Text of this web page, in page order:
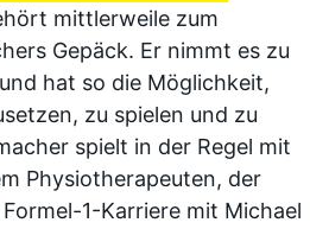
mittlerweile zum
Gepäck. Er nimmt es zu
hat so die Möglichkeit,
zu spielen und zu
spielt in der Regel mit
Physiotherapeuten, der
1-Karriere mit Michael